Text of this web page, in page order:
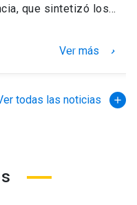
que sintetizó los...
Ver más keyboard_arrow_right
03 pause_circle_filled
todas las noticias add